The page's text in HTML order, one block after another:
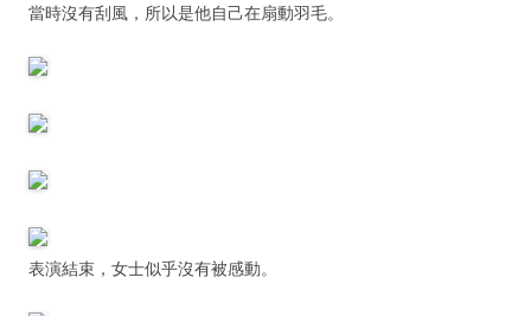
當時沒有刮風，所以是他自己在扇動羽毛。
表演結束，女士似乎沒有被感動。